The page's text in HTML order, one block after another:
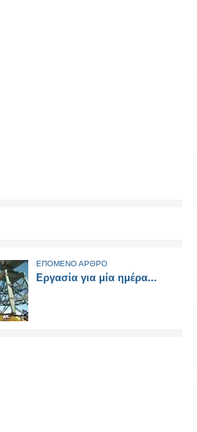
ΕΠΟΜΕΝΟ ΑΡΘΡΟ
Eργασία για μία ημέρα...